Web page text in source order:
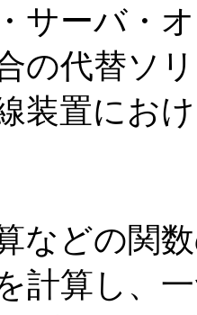
サーバ・
の代替ソ
装置にお
などの関
計算し、